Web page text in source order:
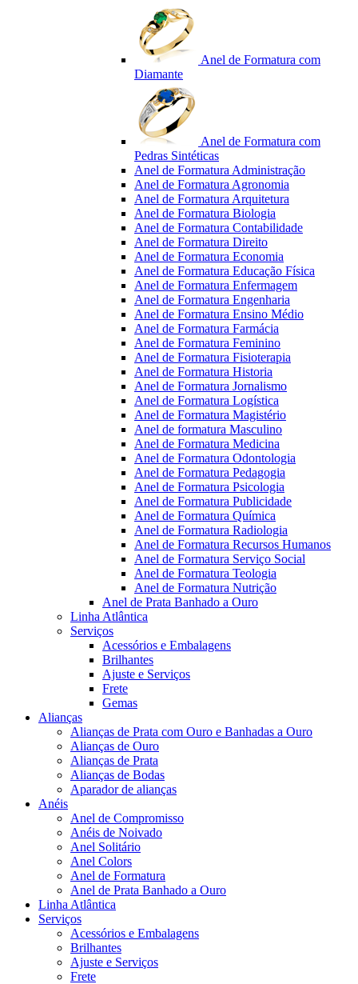
Anel de Formatura com
Diamante
Anel de Formatura com
Pedras Sintéticas
Anel de Formatura Administração
Anel de Formatura Agronomia
Anel de Formatura Arquitetura
Anel de Formatura Biologia
Anel de Formatura Contabilidade
Anel de Formatura Direito
Anel de Formatura Economia
Anel de Formatura Educação Física
Anel de Formatura Enfermagem
Anel de Formatura Engenharia
Anel de Formatura Ensino Médio
Anel de Formatura Farmácia
Anel de Formatura Feminino
Anel de Formatura Fisioterapia
Anel de Formatura Historia
Anel de Formatura Jornalismo
Anel de Formatura Logística
Anel de Formatura Magistério
Anel de formatura Masculino
Anel de Formatura Medicina
Anel de Formatura Odontologia
Anel de Formatura Pedagogia
Anel de Formatura Psicologia
Anel de Formatura Publicidade
Anel de Formatura Química
Anel de Formatura Radiologia
Anel de Formatura Recursos Humanos
Anel de Formatura Serviço Social
Anel de Formatura Teologia
Anel de Formatura Nutrição
Anel de Prata Banhado a Ouro
Linha Atlântica
Serviços
Acessórios e Embalagens
Brilhantes
Ajuste e Serviços
Frete
Gemas
Alianças
Alianças de Prata com Ouro e Banhadas a Ouro
Alianças de Ouro
Alianças de Prata
Alianças de Bodas
Aparador de alianças
Anéis
Anel de Compromisso
Anéis de Noivado
Anel Solitário
Anel Colors
Anel de Formatura
Anel de Prata Banhado a Ouro
Linha Atlântica
Serviços
Acessórios e Embalagens
Brilhantes
Ajuste e Serviços
Frete